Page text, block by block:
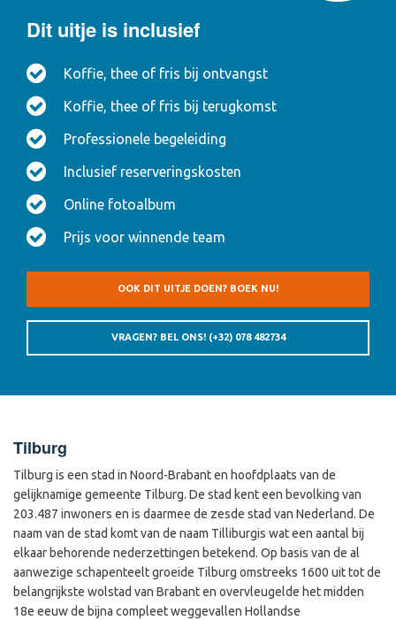
Dit uitje is inclusief
Koffie, thee of fris bij ontvangst
Koffie, thee of fris bij terugkomst
Professionele begeleiding
Inclusief reserveringskosten
Online fotoalbum
Prijs voor winnende team
OOK DIT UITJE DOEN? BOEK NU!
VRAGEN? BEL ONS! (+32) 078 482734
Tilburg
Tilburg is een stad in Noord-Brabant en hoofdplaats van de
gelijknamige gemeente Tilburg. De stad kent een bevolking van
203.487 inwoners en is daarmee de zesde stad van Nederland. De
naam van de stad komt van de naam Tilliburgis wat een aantal bij
elkaar behorende nederzettingen betekend. Op basis van de al
aanwezige schapenteelt groeide Tilburg omstreeks 1600 uit tot de
belangrijkste wolstad van Brabant en overvleugelde het midden
18e eeuw de bijna compleet weggevallen Hollandse